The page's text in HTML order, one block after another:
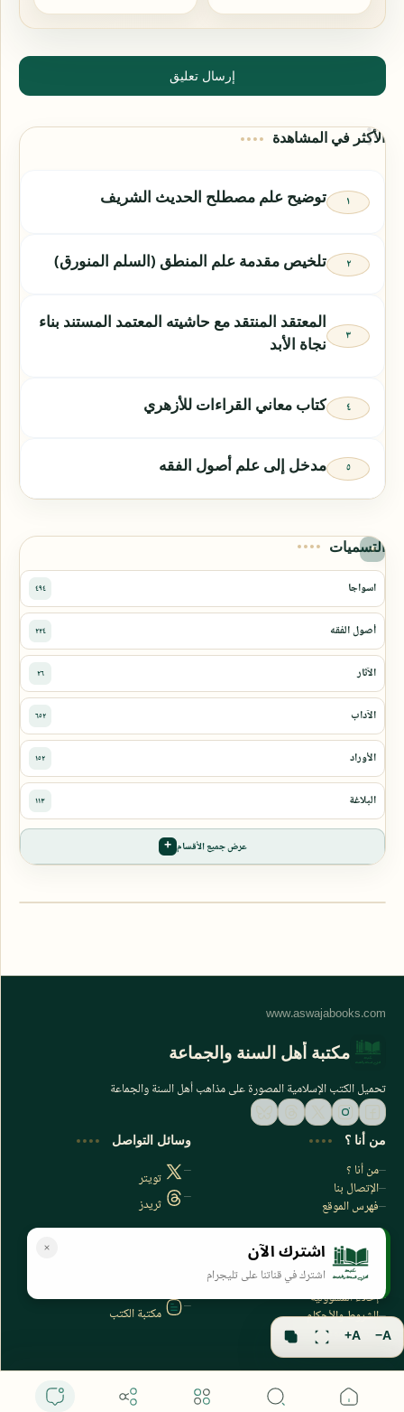
إرسال تعليق
الأكثر في المشاهدة
توضيح علم مصطلح الحديث الشريف
تلخيص مقدمة علم المنطق (السلم المنورق)
المعتقد المنتقد مع حاشيته المعتمد المستند بناء
نجاة الأبد
كتاب معاني القراءات للأزهري
مدخل إلى علم أصول الفقه
التسميات
عرض جميع الأقسام
اشترك الآن
اشترك في قناتنا على تليجرام
مكتبة أهل السنة والجماعة
تحميل الكتب الإسلامية المصورة على مذاهب أهل السنة والجماعة
من أنا ؟
من أنا ؟
الإتصال بنا
فهرس الموقع
وسائل التواصل
تويتر
ثريدز
سياسة الخصوصية
سياسة الخصوصية
إخلاء المسؤولية
الشروط والأحكام
فهرس الموقع
مكتبة الكتب
A−
A+